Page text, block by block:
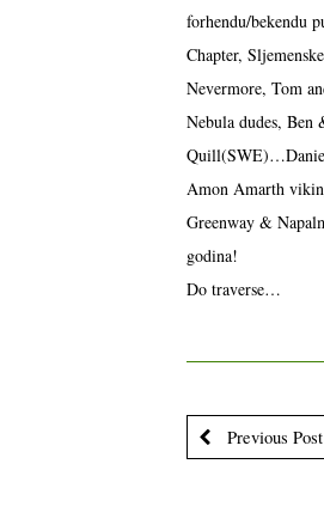
forhendu/bekendu
Chapter,
Nevermore, Tom
Nebula dudes,
Amon Amarth
Greenway &
godina!
Do traverse…
Previous Post